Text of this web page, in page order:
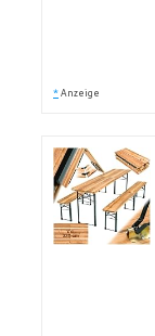
* Anzeige